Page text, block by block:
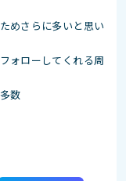
めさらに多いと思い
ォローしてくれる周
数